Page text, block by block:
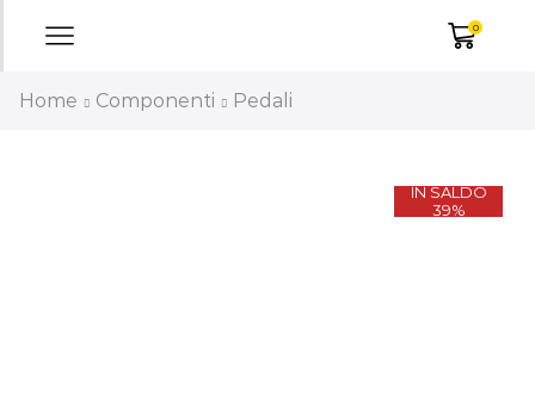
0
Home Componenti Pedali
IN SALDO
39%